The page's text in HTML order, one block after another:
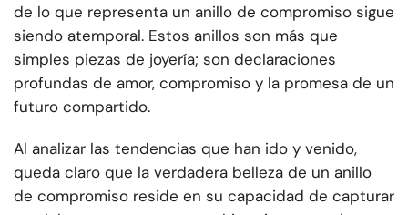
de lo que representa un anillo de compromiso sigue
siendo atemporal. Estos anillos son más que
simples piezas de joyería; son declaraciones
profundas de amor, compromiso y la promesa de un
futuro compartido.
Al analizar las tendencias que han ido y venido,
queda claro que la verdadera belleza de un anillo
de compromiso reside en su capacidad de capturar